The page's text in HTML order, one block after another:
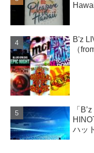
B'z
（
「
ハッ